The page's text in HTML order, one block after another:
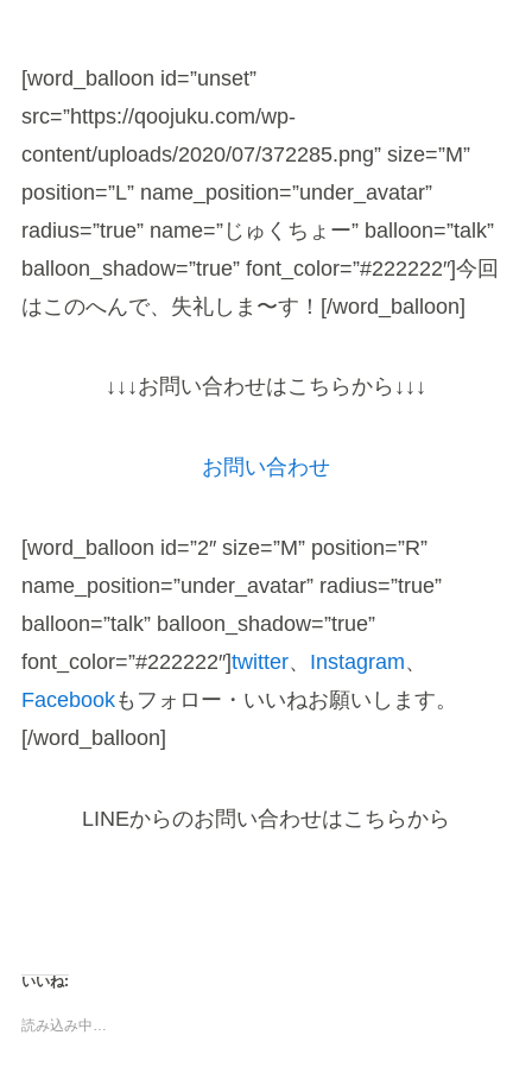
[word_balloon id=”unset”
src=”https://qoojuku.com/wp-
content/uploads/2020/07/372285.png” size=”M”
position=”L” name_position=”under_avatar”
radius=”true” name=”じゅくちょー” balloon=”talk”
balloon_shadow=”true” font_color=”#222222″]今回
はこのへんで、失礼しま〜す！[/word_balloon]
↓↓↓お問い合わせはこちらから↓↓↓
お問い合わせ
[word_balloon id=”2″ size=”M” position=”R”
name_position=”under_avatar” radius=”true”
balloon=”talk” balloon_shadow=”true”
font_color=”#222222″]twitter、 Instagram、
Facebookもフォロー・いいねお願いします。
[/word_balloon]
LINEからのお問い合わせはこちらから
いいね:
読み込み中…